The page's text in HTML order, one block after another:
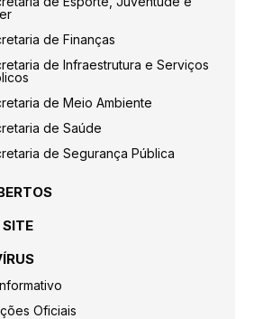
de Finanças
de Infraestrutura e Serviços
de Meio Ambiente
de Saúde
de Segurança Pública
Oficiais